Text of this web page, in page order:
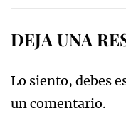
DEJA UNA
Lo siento, debes
un comentario.